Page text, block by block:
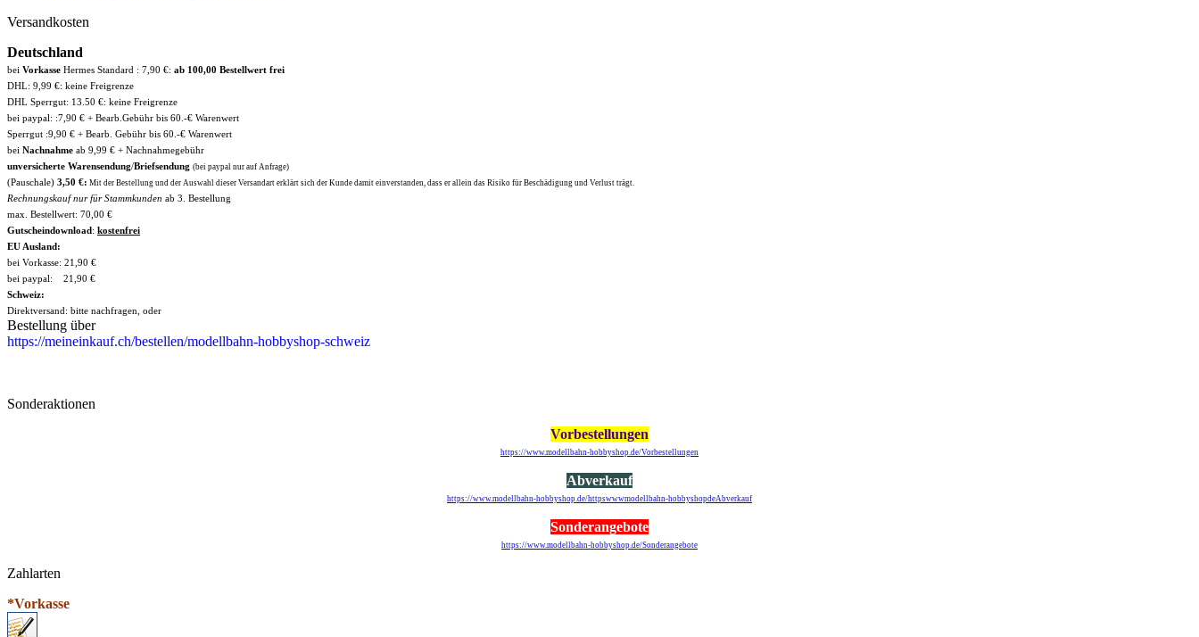
Versandkosten
Deutschland
bei Vorkasse Hermes Standard : 7,90 €: ab 100,00 Bestellwert frei
DHL: 9,99 €: keine Freigrenze
DHL Sperrgut: 13.50 €: keine Freigrenze
bei paypal: :7,90 € + Bearb.Gebühr bis 60.-€ Warenwert
Sperrgut :9,90 € + Bearb. Gebühr bis 60.-€ Warenwert
bei Nachnahme ab 9,99 € + Nachnahmegebühr
unversicherte Warensendung/Briefsendung (bei paypal nur auf Anfrage)
(Pauschale) 3,50 €: Mit der Bestellung und der Auswahl dieser Versandart erklärt sich der Kunde damit einverstanden, dass er allein das Risiko für Beschädigung und Verlust trägt.
Rechnungskauf nur für Stammkunden ab 3. Bestellung
max. Bestellwert: 70,00 €
Gutscheindownload: kostenfrei
EU Ausland:
bei Vorkasse: 21,90 €
bei paypal: 21,90 €
Schweiz:
Direktversand: bitte nachfragen, oder
Bestellung über
https://meineinkauf.ch/bestellen/modellbahn-hobbyshop-schweiz
Sonderaktionen
Vorbestellungen
https://www.modellbahn-hobbyshop.de/Vorbestellungen
Abverkauf
https://www.modellbahn-hobbyshop.de/httpswwwmodellbahn-hobbyshopdeAbverkauf
Sonderangebote
https://www.modellbahn-hobbyshop.de/Sonderangebote
Zahlarten
*Vorkasse